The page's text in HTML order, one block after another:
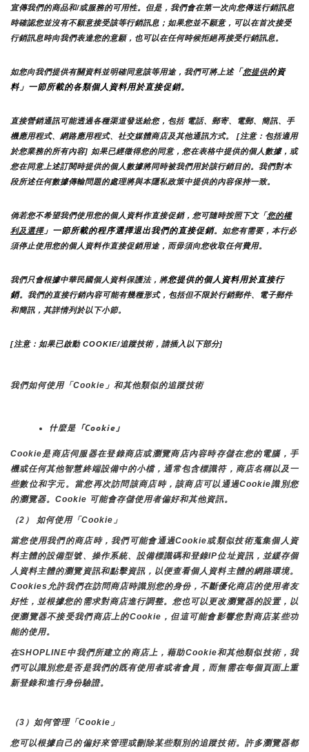
宣傳我們的商品和/或服務的可用性。但是，我們會在第一次向您傳送行銷訊息
時確認您並沒有不願意接受該等行銷訊息；如果您並不願意，可以在首次接受
行銷訊息時向我們表達您的意願，也可以在任何時候拒絕再接受行銷訊息。
如您向我們提供有關資料並明確同意該等用途，我們可將上述「 您提供的資
料」一節所載的各類個人資料用於直接促銷。
直接營銷通訊可能透過各種渠道發送給您，包括 電話、郵寄、電郵、簡訊、手
機應用程式、網路應用程式、社交媒體商店及其他通訊方式。 [注意：包括適用
於您業務的所有內容] 如果已經徵得您的同意，您在表格中提供的個人數據，或
您在同意上述訂閱時提供的個人數據將同時被我們用於該行銷目的。我們對本
段所述任何數據傳輸問題的處理將與本隱私政策中提供的內容保持一致。
倘若您不希望我們使用您的個人資料作直接促銷，您可隨時按照下文「您的權
利及選擇」一節所載的程序選擇退出我們的直接促銷。如您有需要，本行必
須停止使用您的個人資料作直接促銷用途，而毋須向您收取任何費用。
我們只會根據中華民國個人資料保護法，將您提供的個人資料用於直接行
銷。我們的直接行銷內容可能有幾種形式，包括但不限於行銷郵件、電子郵件
和簡訊，其詳情列於以下小節。
[注意：如果已啟動 COOKIE/追蹤技術，請插入以下部分]
我們如何使用「Cookie」和其他類似的追蹤技術
什麼是「Cookie」
Cookie是商店伺服器在登錄商店或瀏覽商店內容時存儲在您的電腦，手
機或任何其他智慧終端設備中的小檔，通常包含標識符，商店名稱以及一
些數位和字元。當您再次訪問該商店時，該商店可以通過Cookie識別您
的瀏覽器。Cookie 可能會存儲使用者偏好和其他資訊。
（2） 如何使用「Cookie」
當您使用我們的商店時，我們可能會通過Cookie或類似技術蒐集個人資
料主體的設備型號、操作系統、設備標識碼和登錄IP位址資訊，並緩存個
人資料主體的瀏覽資訊和點擊資訊，以便查看個人資料主體的網路環境。
Cookies允許我們在訪問商店時識別您的身份，不斷優化商店的使用者友
好性，並根據您的需求對商店進行調整。您也可以更改瀏覽器的設置，以
便瀏覽器不接受我們商店上的Cookie，但這可能會影響您對商店某些功
能的使用。
在SHOPLINE中我們所建立的商店上，藉助Cookie和其他類似技術，我
們可以識別您是否是我們的既有使用者或者會員，而無需在每個頁面上重
新登錄和進行身份驗證。
（3）如何管理「Cookie」
您可以根據自己的偏好來管理或刪除某些類別的追蹤技術。許多瀏覽器都